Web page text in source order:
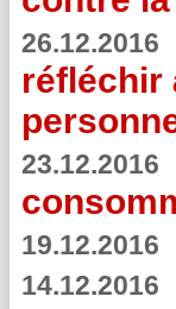
26.12.2016
réfléchir
23.12.2016
19.12.2016
14.12.2016